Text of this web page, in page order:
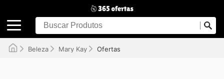
Beleza Mary Kay Ofertas